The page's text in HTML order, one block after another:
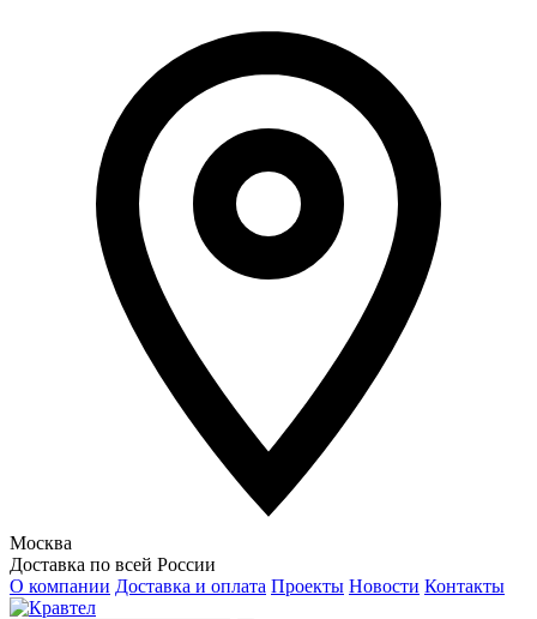
Москва
Доставка по всей России
О компании Доставка и оплата Проекты Новости Контакты